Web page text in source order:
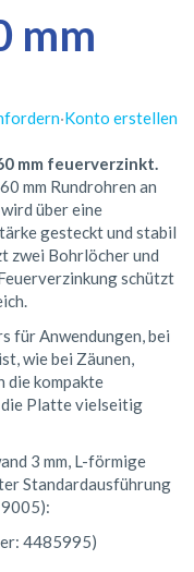
mm
·Konto erstellen
mm feuerverzinkt.
mm Rundrohren an
über eine
gesteckt und stabil
zwei Bohrlöcher und
schützt
für Anwendungen, bei
wie bei Zäunen,
die kompakte
Platte vielseitig
3 mm, L-förmige
Standardausführung
4485995)